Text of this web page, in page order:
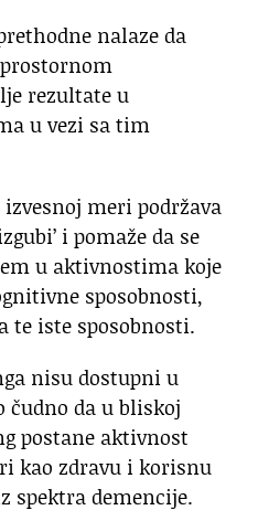
nalaze da
rezultate u
u vezi sa tim
meri podržava
i pomaže da se
u aktivnostima koje
sposobnosti,
te iste sposobnosti.
nisu dostupni u
da u bliskoj
postane aktivnost
kao zdravu i korisnu
spektra demencije.